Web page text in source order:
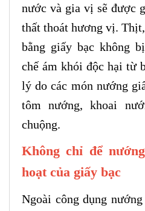
nước và gia vị sẽ được
thất thoát hương vị.
bằng giấy bạc không
chế ám khói độc hại từ
lý do các món nướng
tôm nướng, khoai
chuộng.
Không chỉ để
hoạt của giấy bạc
Ngoài công dụng